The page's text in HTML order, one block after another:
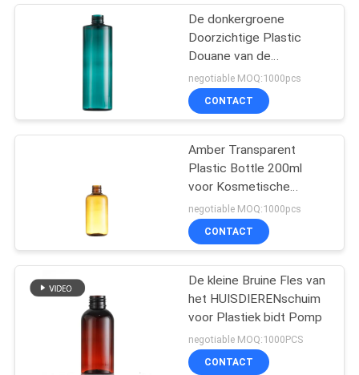
van het
handdesinfecterende
middel
Zeepautomaat
31
De lange Pomp van
de Pijpnevel
13
De donkergroene
Doorzichtige Plastic
Douane van de
HUISDIERENfles 300ml
negotiable MOQ:1000pcs
CONTACT
Amber Transparent
Plastic Bottle 200ml
voor Kosmetische
Verpakking
negotiable MOQ:1000pcs
CONTACT
De kleine Bruine Fles van
het HUISDIERENschuim
voor Plastiek bidt Pomp
negotiable MOQ:1000PCS
CONTACT